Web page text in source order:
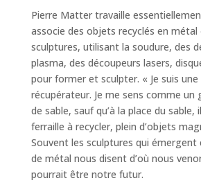
Pierre Matter travaille
associe des objets recyclés en métal
sculptures, utilisant la soudure, des
plasma, des découpeurs lasers,
pour former et sculpter. « Je suis
récupérateur. Je me sens comme un
de sable, sauf qu’à la place du sable,
ferraille à recycler, plein d’objets
Souvent les sculptures qui émergent
de métal nous disent d’où nous
pourrait être notre futur.